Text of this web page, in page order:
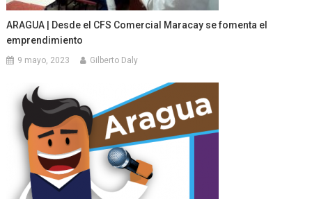
ARAGUA | Desde el CFS Comercial Maracay se fomenta el
emprendimiento
9 mayo, 2023 Gilberto Daly